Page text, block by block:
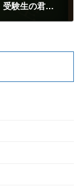
「今日みたいな一日を続けたら合格できる」受験生の君へ①